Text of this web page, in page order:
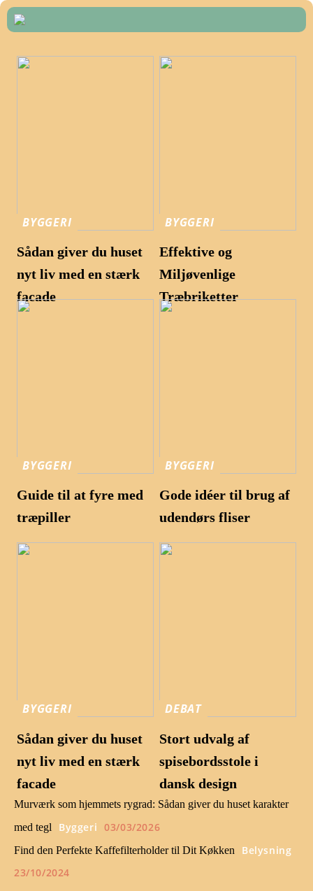
BYGGERI
Sådan giver du huset
nyt liv med en stærk
facade
BYGGERI
Effektive og
Miljøvenlige
Træbriketter
BYGGERI
Guide til at fyre med
træpiller
BYGGERI
Gode idéer til brug af
udendørs fliser
BYGGERI
Sådan giver du huset
nyt liv med en stærk
facade
DEBAT
Stort udvalg af
spisebordsstole i
dansk design
Murværk som hjemmets rygrad: Sådan giver du huset karakter
med tegl
Byggeri 03/03/2026
Find den Perfekte Kaffefilterholder til Dit Køkken
Belysning
23/10/2024